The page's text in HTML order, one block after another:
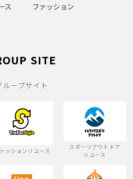
ス ファッション
SITE
ループサイト
ッションリユース
スポーツアウトドア
リユース